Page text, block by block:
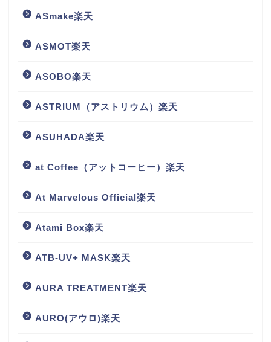
ASmake楽天
ASMOT楽天
ASOBO楽天
ASTRIUM（アストリウム）楽天
ASUHADA楽天
at Coffee（アットコーヒー）楽天
At Marvelous Official楽天
Atami Box楽天
ATB-UV+ MASK楽天
AURA TREATMENT楽天
AURO(アウロ)楽天